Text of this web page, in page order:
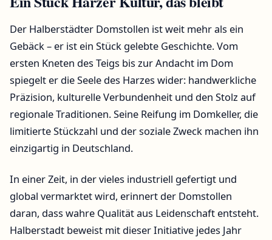
Der Halberstädter Domstollen ist weit mehr als ein
Gebäck – er ist ein Stück gelebte Geschichte. Vom
ersten Kneten des Teigs bis zur Andacht im Dom
spiegelt er die Seele des Harzes wider: handwerkliche
Präzision, kulturelle Verbundenheit und den Stolz auf
regionale Traditionen. Seine Reifung im Domkeller, die
limitierte Stückzahl und der soziale Zweck machen ihn
einzigartig in Deutschland.
In einer Zeit, in der vieles industriell gefertigt und
global vermarktet wird, erinnert der Domstollen
daran, dass wahre Qualität aus Leidenschaft entsteht.
Halberstadt beweist mit dieser Initiative jedes Jahr